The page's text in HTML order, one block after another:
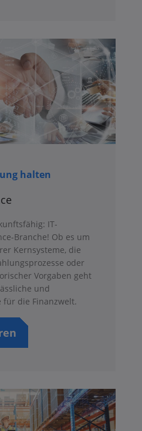
halten
IT-
Branche! Ob es um
Kernsysteme, die
oder
Vorgaben geht
und
für die Finanzwelt.